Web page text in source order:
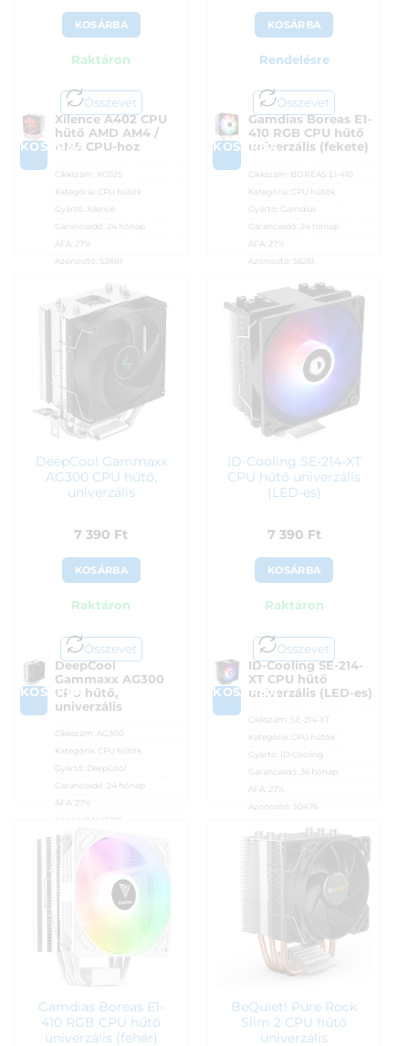
KOSÁRBA
Raktáron
Összevet
KOSÁRBA
Xilence A402 CPU
hűtő AMD AM4 /
AM5 CPU-hoz
Cikkszám: XC025
Kategória: CPU hűtők
Gyártó: Xilence
Garanciaidő:
24 hónap
ÁFA:
27%
Azonosító: 53881
KOSÁRBA
Rendelésre
Összevet
KOSÁRBA
Gamdias Boreas E1-
410 RGB CPU hűtő
univerzális (fekete)
Cikkszám: BOREAS E1-410
Kategória: CPU hűtők
Gyártó: Gamdias
Garanciaidő:
24 hónap
ÁFA:
27%
Azonosító: 56261
6 490Ft
DeepCool Gammaxx
AG300 CPU hűtő,
univerzális
7 390 Ft
KOSÁRBA
Raktáron
Összevet
KOSÁRBA
DeepCool
Gammaxx AG300
CPU hűtő,
univerzális
Cikkszám: AG300
Kategória: CPU hűtők
Gyártó: DeepCool
Garanciaidő:
24 hónap
ÁFA:
27%
Azonosító:
45213
7 390 Ft
ID-Cooling SE-214-XT
CPU hűtő univerzális
(LED-es)
7 390 Ft
KOSÁRBA
Raktáron
Összevet
KOSÁRBA
ID-Cooling SE-214-
XT CPU hűtő
univerzális (LED-es)
Cikkszám: SE-214-XT
Kategória: CPU hűtők
Gyártó: ID-Cooling
Garanciaidő:
36 hónap
ÁFA:
27%
Azonosító: 50476
7 390Ft
Gamdias Boreas E1-
410 RGB CPU hűtő
univerzális (fehér)
BeQuiet! Pure Rock
Slim 2 CPU hűtő
univerzális